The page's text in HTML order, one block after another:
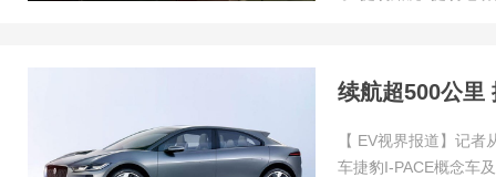
续航超500公里
【 EV视界报道】记
车捷豹I-PACE概念车